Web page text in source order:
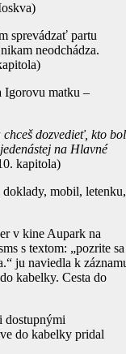
sprevádzať partu
neodchádza.
Igorovu matku –
chceš dozvedieť, kto bol
na Hlavné
kapitola)
mobil, letenku,
v kine Aupark na
s textom: „pozrite sa
ju naviedla k
kabelky. Cesta do
dostupnými
do kabelky pridal